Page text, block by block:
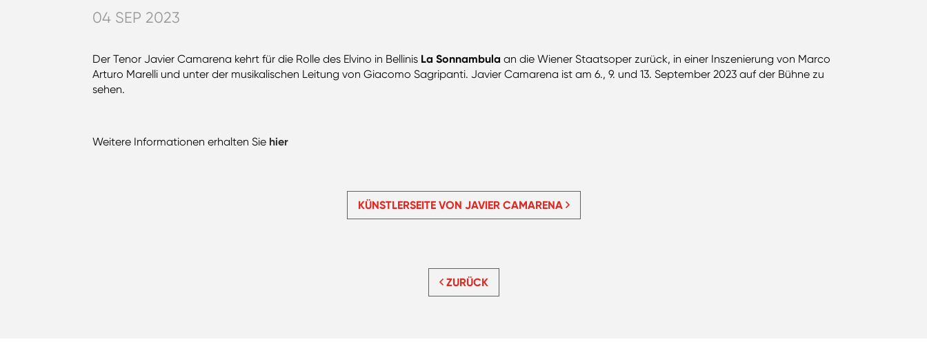
04 SEP 2023
Der Tenor Javier Camarena kehrt für die Rolle des Elvino in Bellinis La Sonnambula an die Wiener Staatsoper zurück, in einer Inszenierung von Marco
Arturo Marelli und unter der musikalischen Leitung von Giacomo Sagripanti. Javier Camarena ist am 6., 9. und 13. September 2023 auf der Bühne zu
sehen.
Weitere Informationen erhalten Sie hier
KÜNSTLERSEITE VON JAVIER CAMARENA
ZURÜCK